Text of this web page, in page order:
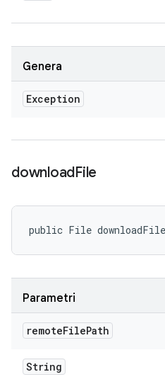
Genera
Exception
downloadFile
public File
Parametri
remoteFilePath
String